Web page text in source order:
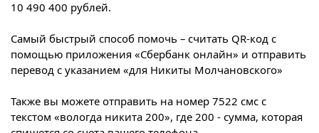
10 490 400 рублей.
Самый быстрый способ помочь – считать QR-код с
помощью приложения «Сбербанк онлайн» и отправить
перевод с указанием «для Никиты Молчановского»
Также вы можете отправить на номер 7522 смс с
текстом «вологда никита 200», где 200 - сумма, которая